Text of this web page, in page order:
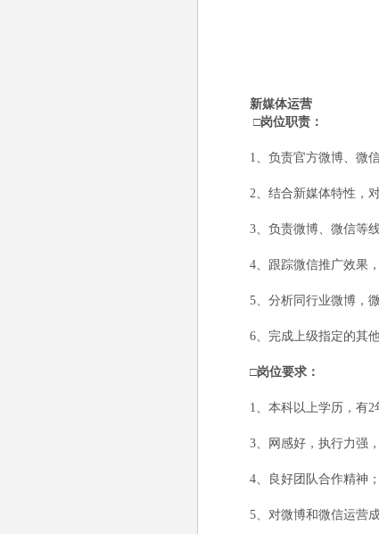
新媒体运营
□岗位职责：
1、负责官方微博、微信
2、结合新媒体特性，对
3、负责微博、微信等线
4、跟踪微信推广效果，
5、分析同行业微博，微
6、完成上级指定的其他
□岗位要求：
1、本科以上学历，有2年
3、网感好，执行力强，
4、良好团队合作精神；
5、对微博和微信运营成